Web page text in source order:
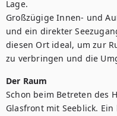
Lage.
Großzügige Innen- und
und ein direkter
diesen Ort ideal, um zur
zu verbringen und die
Der Raum
Schon beim Betreten des
Glasfront mit Seeblick.